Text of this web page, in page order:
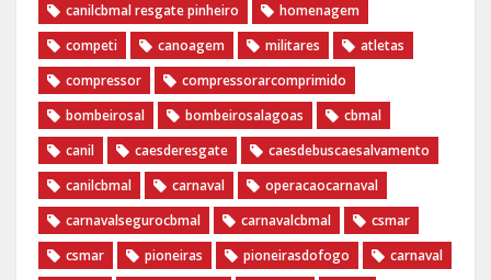
canilcbmal resgate pinheiro
homenagem
competi
canoagem militares
atletas
compressor
compressorarcomprimido
bombeirosal
bombeirosalagoas
cbmal
canil
caesderesgate
caesdebuscaesalvamento
canilcbmal
carnaval
operacaocarnaval
carnavalsegurocbmal
carnavalcbmal
csmar
csmar
pioneiras pioneirasdofogo
carnaval